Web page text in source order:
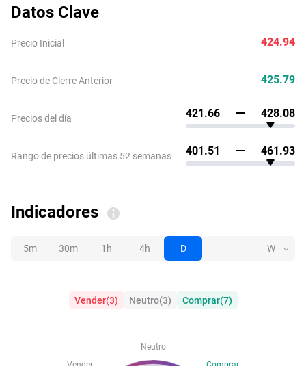
Datos Clave
Precio Inicial
Precio de Cierre Anterior
Precios del día
Rango de precios últimas 52 semanas
424.94
425.79
421.66 428.08
401.51 461.93
Indicadores
5m 30m 1h 4h D W
Vender(3) Neutro(3) Comprar(7)
Neutro